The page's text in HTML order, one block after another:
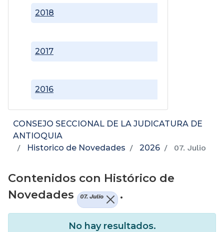
2016
2017
2018
CONSEJO SECCIONAL DE LA JUDICATURA DE
ANTIOQUIA
Historico de Novedades
2026 07. Julio
Contenidos con Histórico de
Novedades
07. Julio .
No hay resultados.